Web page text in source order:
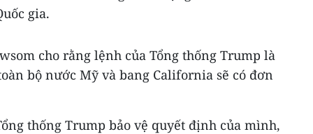
gia.
cho rằng lệnh của Tổng thống Trump là
bộ nước Mỹ và bang California sẽ có đơn
thống Trump bảo vệ quyết định của mình,